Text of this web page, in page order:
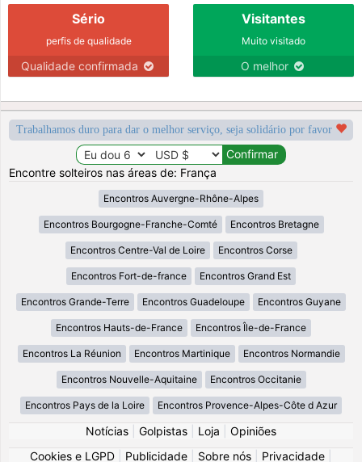
Sério
perfis de qualidade
Qualidade confirmada
Visitantes
Muito visitado
O melhor
Trabalhamos duro para dar o melhor serviço, seja solidário por favor
Encontre solteiros nas áreas de: França
Encontros Auvergne-Rhône-Alpes
Encontros Bourgogne-Franche-Comté Encontros Bretagne
Encontros Centre-Val de Loire Encontros Corse
Encontros Fort-de-france Encontros Grand Est
Encontros Grande-Terre Encontros Guadeloupe Encontros Guyane
Encontros Hauts-de-France Encontros Île-de-France
Encontros La Réunion Encontros Martinique Encontros Normandie
Encontros Nouvelle-Aquitaine Encontros Occitanie
Encontros Pays de la Loire Encontros Provence-Alpes-Côte d Azur
Notícias Golpistas Loja
Opiniões
Cookies e LGPD
Publicidade Sobre nós Privacidade